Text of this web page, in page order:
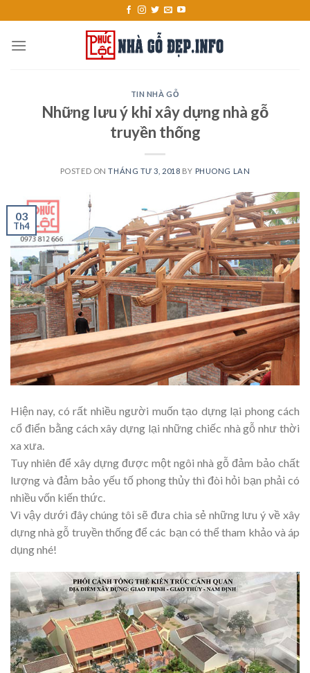
content
TIN NHÀ GỖ
Những lưu ý khi xây dựng nhà gỗ
truyền thống
POSTED ONTHÁNG TƯ 3, 2018 BY PHUONG LAN
03
Th4
Hiện nay, có rất nhiều người muốn tạo dựng lại phong cách
cổ điển bằng cách xây dựng lại những chiếc nhà gỗ như thời
xa xưa.
Tuy nhiên để xây dựng được một ngôi nhà gỗ đảm bảo chất
lượng và đảm bảo yếu tố phong thủy thì đòi hỏi bạn phải có
nhiều vốn kiến thức.
Vì vậy dưới đây chúng tôi sẽ đưa chia sẻ những lưu ý về xây
dựng nhà gỗ truyền thống để các bạn có thể tham khảo và áp
dụng nhé!